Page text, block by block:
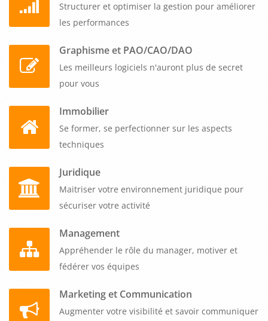
Structurer et optimiser la gestion pour améliorer
les performances
Graphisme et PAO/CAO/DAO
Les meilleurs logiciels n'auront plus de secret
pour vous
Immobilier
Se former, se perfectionner sur les aspects
techniques
Juridique
Maitriser votre environnement juridique pour
sécuriser votre activité
Management
Appréhender le rôle du manager, motiver et
fédérer vos équipes
Marketing et Communication
Augmenter votre visibilité et savoir communiquer